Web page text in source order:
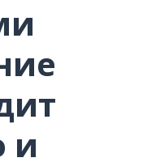
и